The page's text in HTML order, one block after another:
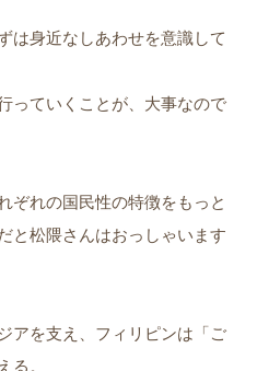
は身近なしあわせを意識して
っていくことが、 大事なので
ぞれの国民性の特徴をもっと
と松隈さんはおっしゃいます
アを支え、フィリピンは「ご
る。